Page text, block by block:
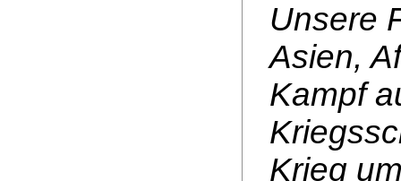
Unsere
Asien,
Kampf
Krieg